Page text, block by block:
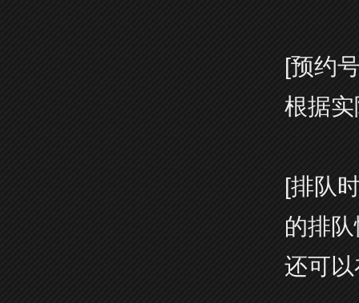
[预约
根据
[排队
的排
还可